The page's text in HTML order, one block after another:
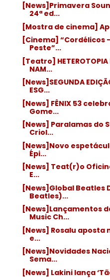
[News]Primavera
24ª ed...
[Mostra de cinema]
[Cinema] “Cordélicos
Peste”...
[Teatro] HETEROTOPIA
NAM...
[News]SEGUNDA
ESG...
[News] FÊNIX 53
Gome...
[News] Paralamas do
Criol...
[News]Novo
Épi...
[News] Teat(r)o
E...
[News]Global Beatles
Beatles)...
[News]Lançamentos
Music Ch...
[News] Rosalu
e...
[News]Novidades
Sema...
[News] Lakini lança